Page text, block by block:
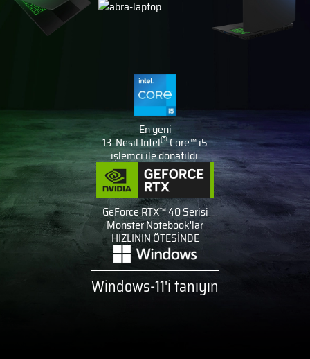
En yeni
13. Nesil Intel@Core™ i5
işlemci ile donatıldı.
GeForce RTX™ 40 Serisi
Monster Notebook'lar
HIZLININ ÖTESİNDE
Windows-11'i tanıyın